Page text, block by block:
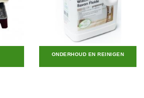
ONDERHOUD EN REINIGEN